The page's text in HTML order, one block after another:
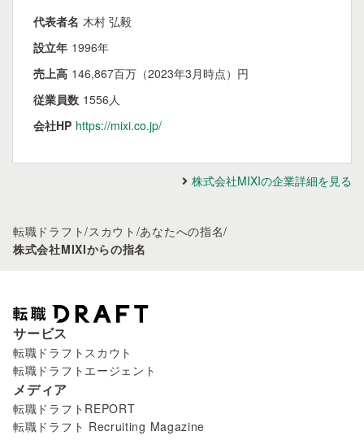
代表者名 木村 弘毅
設立年 1996年
売上高 146,867百万（2023年3月時点）円
従業員数 1556人
会社HP https://mixi.co.jp/
株式会社MIXIの企業詳細を見る
転職ドラフト/スカウト /あなたへの指名/
株式会社MIXIからの指名
サービス
転職ドラフトスカウト
転職ドラフトエージェント
メディア
転職ドラフトREPORT
転職ドラフト Recruiting Magazine